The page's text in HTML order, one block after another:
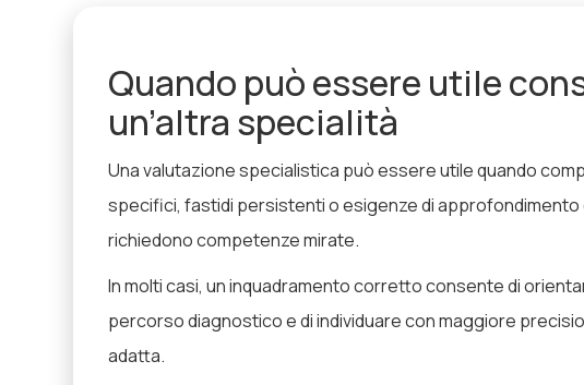
Quando può essere utile
un’altra specialità
Una valutazione specialistica può essere utile quando
specifici, fastidi persistenti o esigenze di approfondimento
richiedono competenze mirate.
In molti casi, un inquadramento corretto consente di
percorso diagnostico e di individuare con maggiore
adatta.